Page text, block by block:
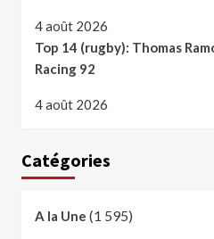
4 août 2026
Top 14 (rugby): Thomas
Racing 92
4 août 2026
Catégories
A la Une (1 595)